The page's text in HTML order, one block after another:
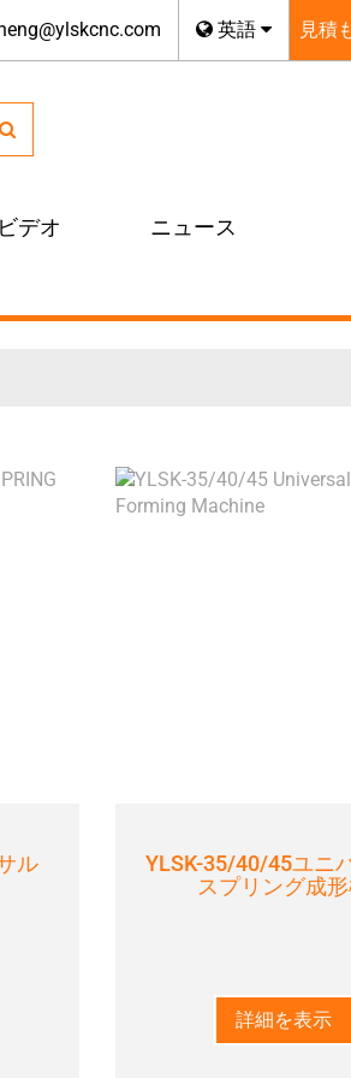
英語 見積
デオ ニュース
ル
YLSK-35/40/45ユニ
スプリング成
詳細を表示